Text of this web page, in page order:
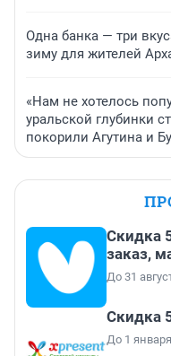
Одна банка — три
зиму для жителей
«Нам не хотелось
уральской глубинки
покорили Агутина и
Скидка
заказ,
До 31
Скидка
До 1